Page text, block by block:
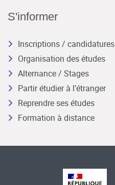
S'informer
Inscriptions / candidatures
Organisation des études
Alternance / Stages
Partir étudier à l’étranger
Reprendre ses études
Formation à distance